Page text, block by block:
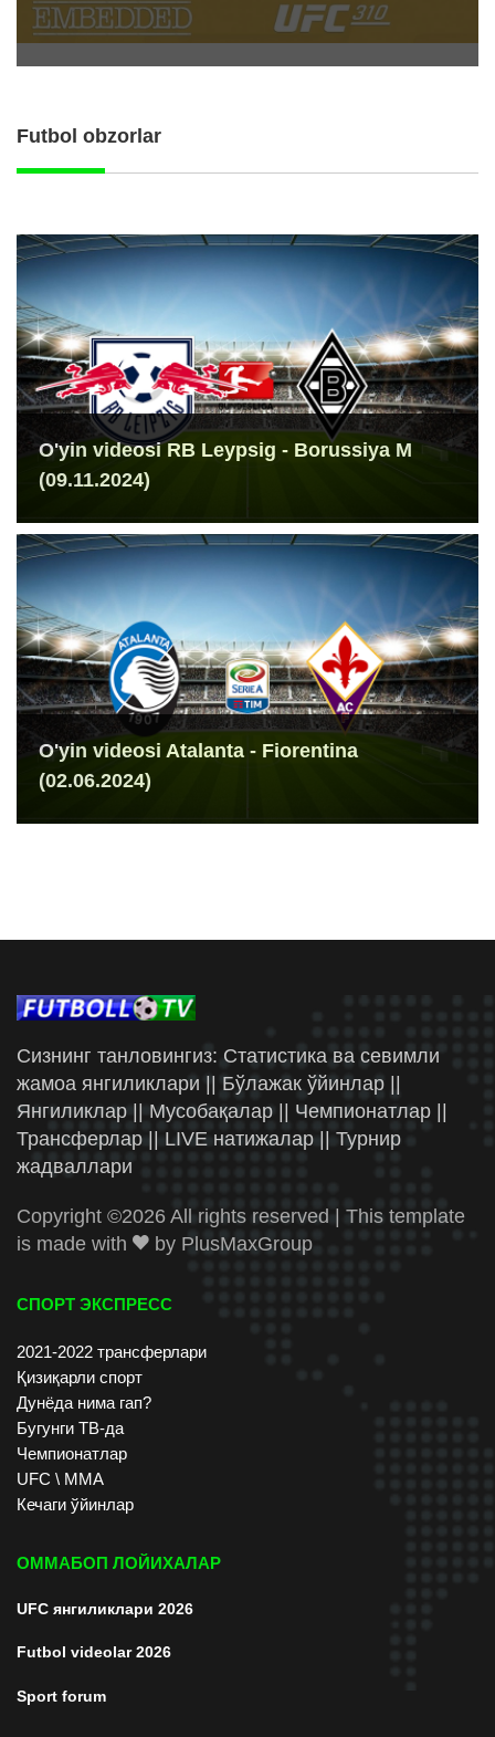
Futbol obzorlar
O'yin videosi RB Leypsig - Borussiya M
(09.11.2024)
O'yin videosi Atalanta - Fiorentina
(02.06.2024)
Сизнинг танловингиз: Статистика ва севимли
жамоа янгиликлари || Бўлажак ўйинлар ||
Янгиликлар || Мусобақалар || Чемпионатлар ||
Трансферлар || LIVE натижалар || Турнир
жадваллари
Copyright ©2026 All rights reserved | This template
is made with
by PlusMaxGroup
СПОРТ ЭКСПРЕСС
2021-2022 трансферлари
Қизиқарли спорт
Дунёда нима гап?
Бугунги ТВ-да
Чемпионатлар
UFC \ ММА
Кечаги ўйинлар
ОММАБОП ЛОЙИХАЛАР
UFC янгиликлари 2026
Futbol videolar 2026
Sport forum